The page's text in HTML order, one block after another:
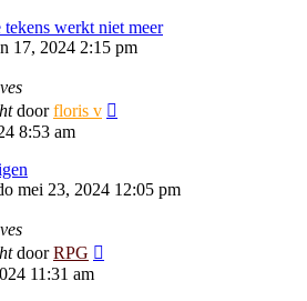
werkt niet meer
17, 2024 2:15 pm
doorfloris v
8:53 am
mei 23, 2024 12:05 pm
doorRPG
11:31 am